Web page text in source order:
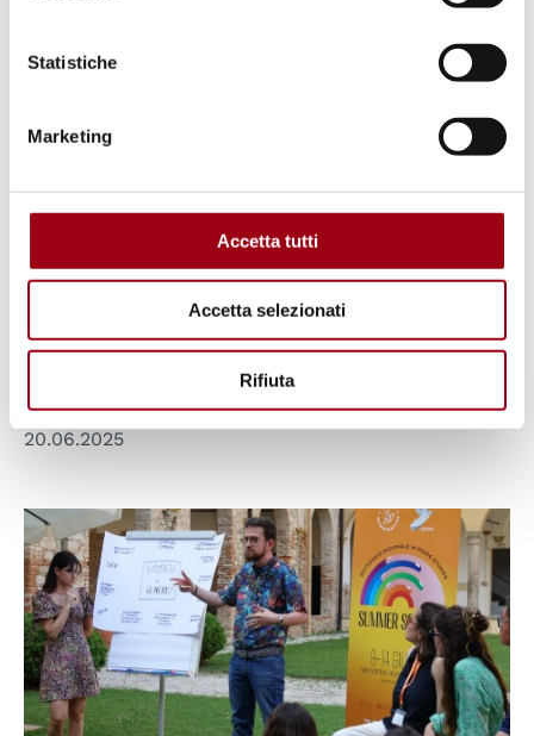
Statistiche
Marketing
Accetta tutti
Accetta selezionati
Rifiuta
Workshop “Mapping Human
Rights Practices in Triveneto”,
Università di Padova, 8 luglio 2025
20.06.2025